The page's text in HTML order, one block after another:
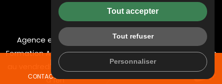
mail
CONTACTEZ-NOUS
Gestion des cookies
Agence et Centre de
Formation Ampuis : Du lundi
au vendredi : Accueil 13h30
à 18h
Agence St Charles : 17h à
18h bureau - 18h à 19h cours
de code
Tout accepter
Tout refuser
Personnaliser